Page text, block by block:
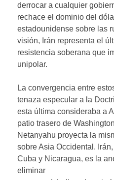
derrocar a cualquier
rechace el dominio del
estadounidense sobre las
visión, Irán representa el
resistencia soberana que
unipolar.
La convergencia entre
tenaza especular a la
esta última consideraba a
patio trasero de
Netanyahu proyecta la
sobre Asia Occidental.
Cuba y Nicaragua, es la
eliminar